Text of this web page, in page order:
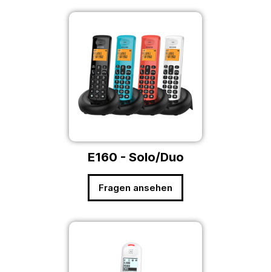
E160 - Solo/Duo
Fragen ansehen